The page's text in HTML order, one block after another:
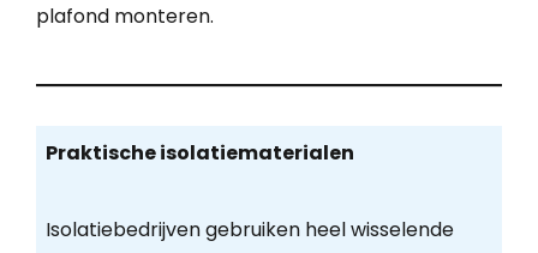
plafond monteren.
Praktische isolatiematerialen
Isolatiebedrijven gebruiken heel wisselende